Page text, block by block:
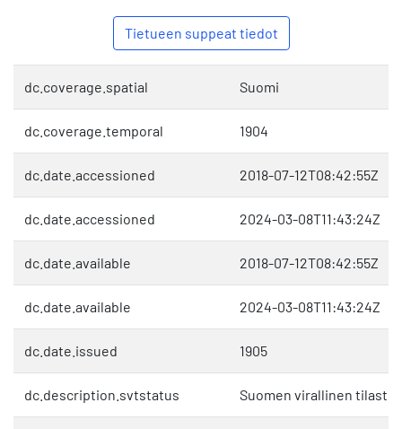
Tietueen suppeat tiedot
dc.coverage.spatial Suomi
dc.coverage.temporal 1904
dc.date.accessioned 2018-07-12T08:42:55Z
dc.date.accessioned 2024-03-08T11:43:24Z
dc.date.available 2018-07-12T08:42:55Z
dc.date.available 2024-03-08T11:43:24Z
dc.date.issued 1905
dc.description.svtstatus Suomen virallinen tilasto